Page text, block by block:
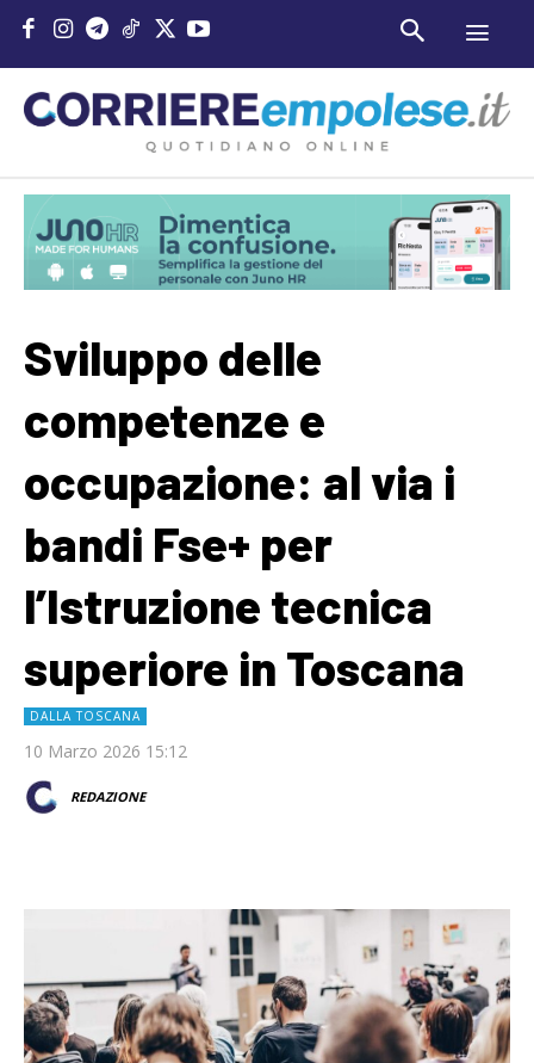
Sviluppo delle
competenze e
occupazione: al via i
bandi Fse+ per
l’Istruzione tecnica
superiore in Toscana
DALLA TOSCANA
10 Marzo 2026 15:12
REDAZIONE